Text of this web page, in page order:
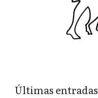
Últimas entradas